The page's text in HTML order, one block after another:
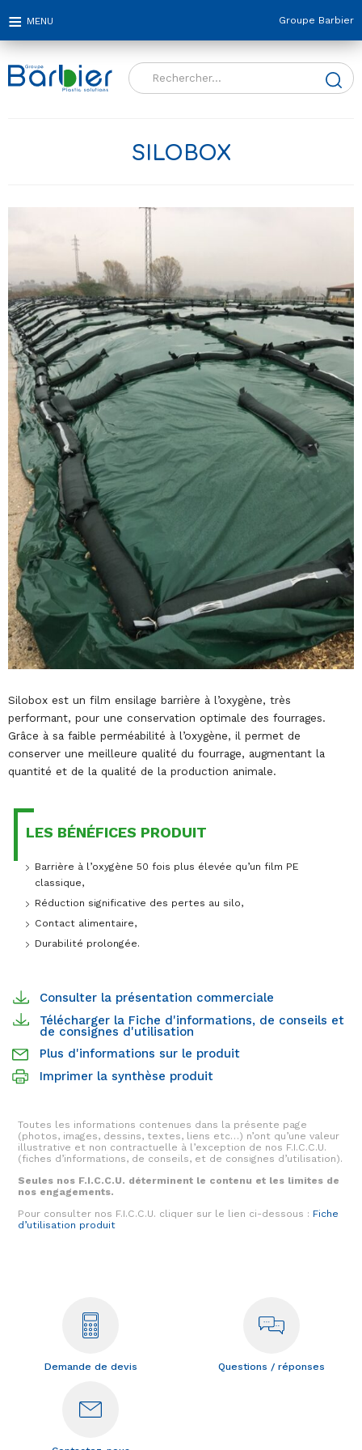
Groupe Barbier
Rechercher :
SILOBOX
Silobox est un film ensilage barrière à l’oxygène, très
performant, pour une conservation optimale des fourrages.
Grâce à sa faible perméabilité à l’oxygène, il permet de
conserver une meilleure qualité du fourrage, augmentant la
quantité et de la qualité de la production animale.
LES BÉNÉFICES PRODUIT
Barrière à l’oxygène 50 fois plus élevée qu’un film PE
classique,
Réduction significative des pertes au silo,
Contact alimentaire,
Durabilité prolongée.
Consulter la présentation commerciale
Télécharger la Fiche d'informations, de conseils et
de consignes d'utilisation
Plus d'informations sur le produit
Imprimer la synthèse produit
Toutes les informations contenues dans la présente page
(photos, images, dessins, textes, liens etc…) n’ont qu’une valeur
illustrative et non contractuelle à l’exception de nos F.I.C.C.U.
(fiches d’informations, de conseils, et de consignes d’utilisation).
Seules nos F.I.C.C.U. déterminent le contenu et les limites de
nos engagements.
Pour consulter nos F.I.C.C.U. cliquer sur le lien ci-dessous : Fiche
d’utilisation produit
Demande de devis Questions / réponses